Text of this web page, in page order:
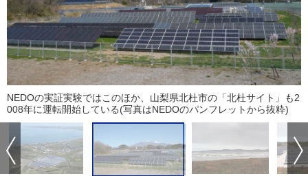
NEDOの実証実験ではこのほか、山梨県北杜市の「北杜サイト」も2
008年に運転開始している(写真はNEDOのパンフレットから抜粋)